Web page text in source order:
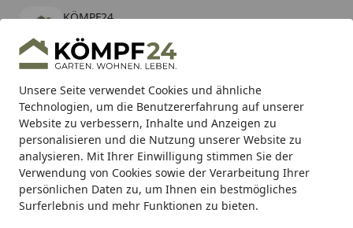
Unsere Seite verwendet Cookies und ähnliche
Technologien, um die Benutzererfahrung auf unserer
Website zu verbessern, Inhalte und Anzeigen zu
personalisieren und die Nutzung unserer Website zu
analysieren. Mit Ihrer Einwilligung stimmen Sie der
Verwendung von Cookies sowie der Verarbeitung Ihrer
persönlichen Daten zu, um Ihnen ein bestmögliches
Surferlebnis und mehr Funktionen zu bieten.
KÖMPF24
kostenlos - Im App Store
Hotline
Alle Produkte
Mein Konto
Suchen
Karibu Pools inkl. gratis Sandfilteranlage & Pool-
Starterset (Gesamtwert bis 468,99€)